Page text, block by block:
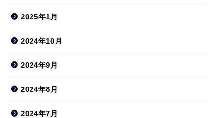
2025年1月
2024年10月
2024年9月
2024年8月
2024年7月